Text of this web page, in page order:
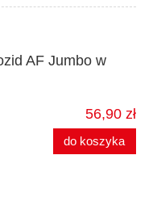
AF Jumbo w
56,90 zł
do koszyka